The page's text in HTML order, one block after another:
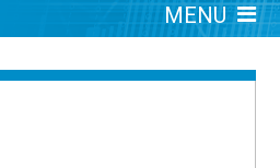
MENU